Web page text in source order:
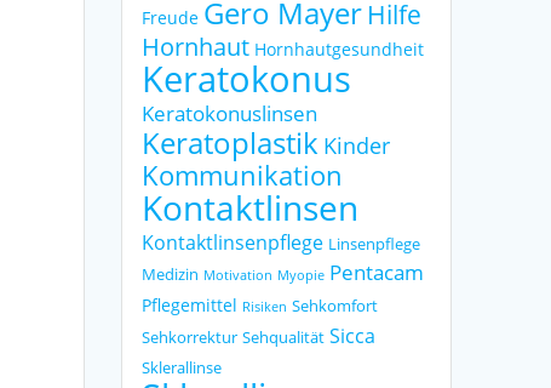
Freude Gero Mayer Hilfe
Hornhaut Hornhautgesundheit
Keratokonus
Keratokonuslinsen
Keratoplastik Kinder
Kommunikation
Kontaktlinsen
Kontaktlinsenpflege Linsenpflege
Medizin Motivation Myopie Pentacam
Pflegemittel Risiken Sehkomfort
Sehkorrektur Sehqualität Sicca
Sklerallinse